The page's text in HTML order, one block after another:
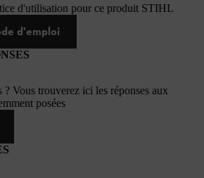
d'utilisation pour ce produit STIHL
d'emploi
? Vous trouverez ici les réponses aux
posées